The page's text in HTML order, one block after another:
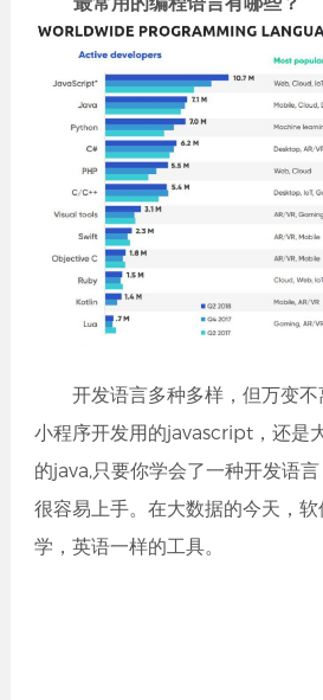
开发语言多种多样，但万变
小程序开发用的javascript，还是
的java,只要你学会了一种开发语
很容易上手。在大数据的今天，
学，英语一样的工具。